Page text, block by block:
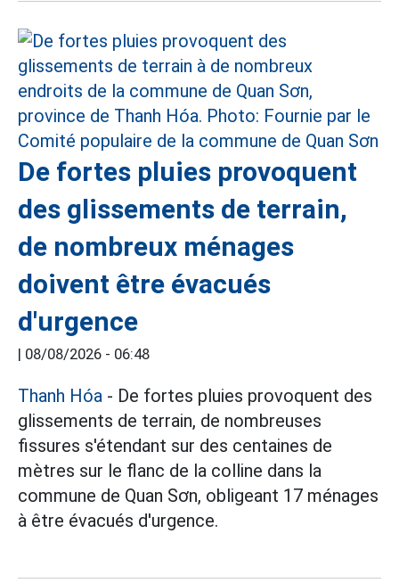
De fortes pluies provoquent
des glissements de terrain,
de nombreux ménages
doivent être évacués
d'urgence
| 08/08/2026 - 06:48
Thanh Hóa - De fortes pluies provoquent des
glissements de terrain, de nombreuses
fissures s'étendant sur des centaines de
mètres sur le flanc de la colline dans la
commune de Quan Sơn, obligeant 17 ménages
à être évacués d'urgence.